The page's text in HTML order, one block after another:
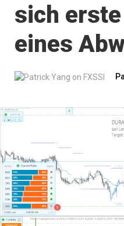
sich
eines